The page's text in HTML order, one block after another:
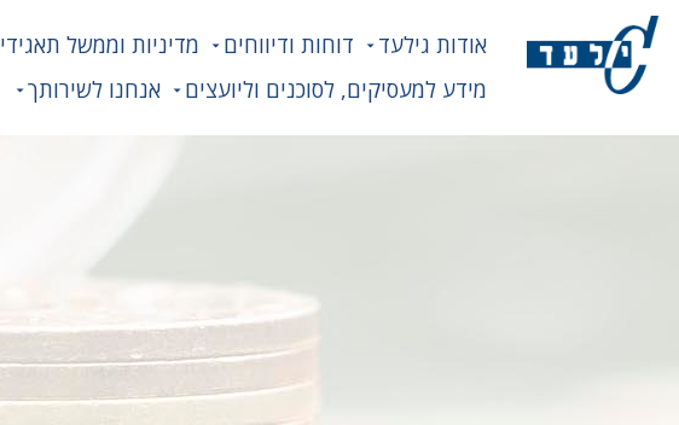
אודות גילעד דוחות ודיווחים מדיניות וממשל תאגידי
מידע למעסיקים, לסוכנים וליועצים
אנחנו לשירותך